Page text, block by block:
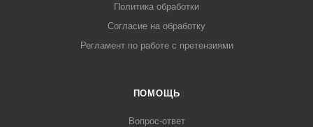
Политика обработки
Согласие на обработку
Регламент по работе с претензиями
ПОМОЩЬ
Вопрос-ответ